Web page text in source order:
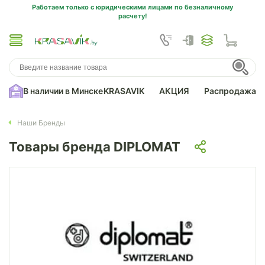
Работаем только с юридическими лицами по безналичному
расчету!
В наличии в МинскеKRASAVIK АКЦИЯ Распродажа
Наши Бренды
Товары бренда DIPLOMAT